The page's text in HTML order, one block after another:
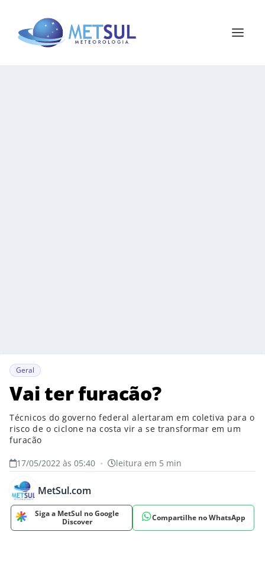
Geral
Vai ter furacão?
Técnicos do governo federal alertaram em coletiva para o
risco de o ciclone na costa vir a se transformar em um
furacão
17/05/2022 às 05:40 • leitura em 5 min
MetSul.com
Siga a MetSul no Google
Discover
Compartilhe no WhatsApp